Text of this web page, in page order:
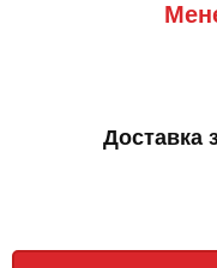
Доставка